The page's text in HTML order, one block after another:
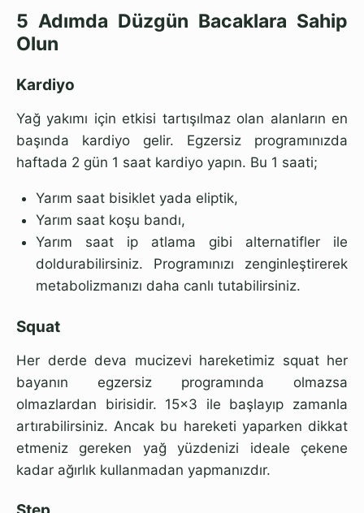
5 Adımda Düzgün Bacaklara Sahip
Olun
Kardiyo
Yağ yakımı için etkisi tartışılmaz olan alanların en
başında kardiyo gelir. Egzersiz programınızda
haftada 2 gün 1 saat kardiyo yapın. Bu 1 saati;
Yarım saat bisiklet yada eliptik,
Yarım saat koşu bandı,
Yarım saat ip atlama gibi alternatifler ile
doldurabilirsiniz. Programınızı zenginleştirerek
metabolizmanızı daha canlı tutabilirsiniz.
Squat
Her derde deva mucizevi hareketimiz squat her
bayanın egzersiz programında olmazsa
olmazlardan birisidir. 15x3 ile başlayıp zamanla
artırabilirsiniz. Ancak bu hareketi yaparken dikkat
etmeniz gereken yağ yüzdenizi ideale çekene
kadar ağırlık kullanmadan yapmanızdır.